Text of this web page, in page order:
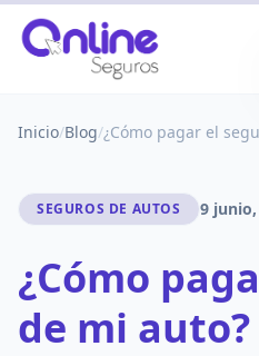
Inicio/Blog/¿Cómo pagar el
SEGUROS DE AUTOS 9 junio,
¿Cómo
de mi auto?